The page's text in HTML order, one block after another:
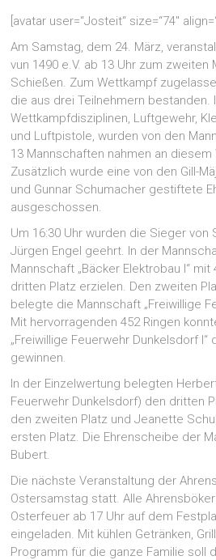
[avatar user=“Josteit“ size=“74″
Am Samstag, dem 24. März,
vun 1490 e.V. ab 13 Uhr zum zweiten
Schießen. Zum Wettkampf
die aus drei Teilnehmern bestanden.
Wettkampfdisziplinen, Luftgewehr,
und Luftpistole, wurden von den
13 Mannschaften nahmen an
Zusätzlich wurde eine von den Gill-
und Gunnar Schumacher gestiftete
ausgeschossen.
Um 16:30 Uhr wurden die Sieger von
Jürgen Engel geehrt. In der
Mannschaft „Bäcker Elektrobau I“
dritten Platz erzielen. Den zweiten
belegte die Mannschaft „Freiwillige
Mit hervorragenden 452 Ringen
„Freiwillige Feuerwehr Dunkelsdorf
gewinnen.
In der Einzelwertung belegten
Feuerwehr Dunkelsdorf) den dritten
den zweiten Platz und Jeanette
ersten Platz. Die Ehrenscheibe der
Bubert.
Die nächste Veranstaltung der
Ostersamstag statt. Alle
Osterfeuer ab 17 Uhr auf dem
eingeladen. Mit kühlen Getränken,
Programm für die ganze Familie soll